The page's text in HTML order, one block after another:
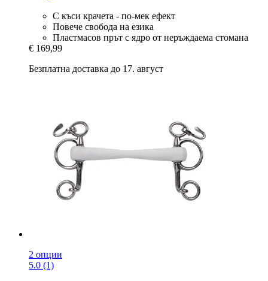
С къси крачета - по-мек ефект
Повече свобода на езика
Пластмасов прът с ядро от неръждаема стомана
€ 169,99
Безплатна доставка до 17. август
2 опции
5.0 (1)